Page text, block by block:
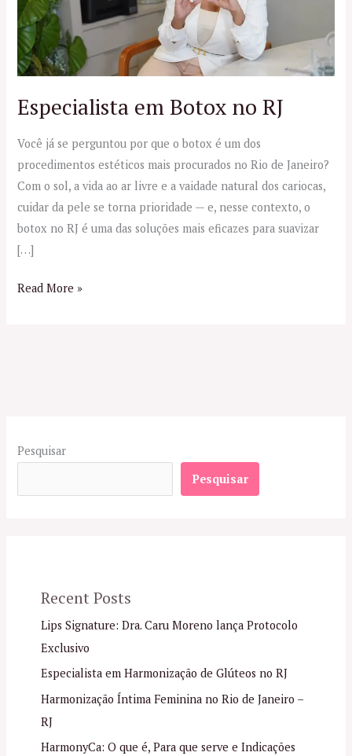
Especialista em Botox no RJ
Você já se perguntou por que o botox é um dos
procedimentos estéticos mais procurados no Rio de Janeiro?
Com o sol, a vida ao ar livre e a vaidade natural dos cariocas,
cuidar da pele se torna prioridade — e, nesse contexto, o
botox no RJ é uma das soluções mais eficazes para suavizar
[…]
Read More »
Pesquisar
Pesquisar
Recent Posts
Lips Signature: Dra. Caru Moreno lança Protocolo
Exclusivo
Especialista em Harmonização de Glúteos no RJ
Harmonização Íntima Feminina no Rio de Janeiro –
RJ
HarmonyCa: O que é, Para que serve e Indicações